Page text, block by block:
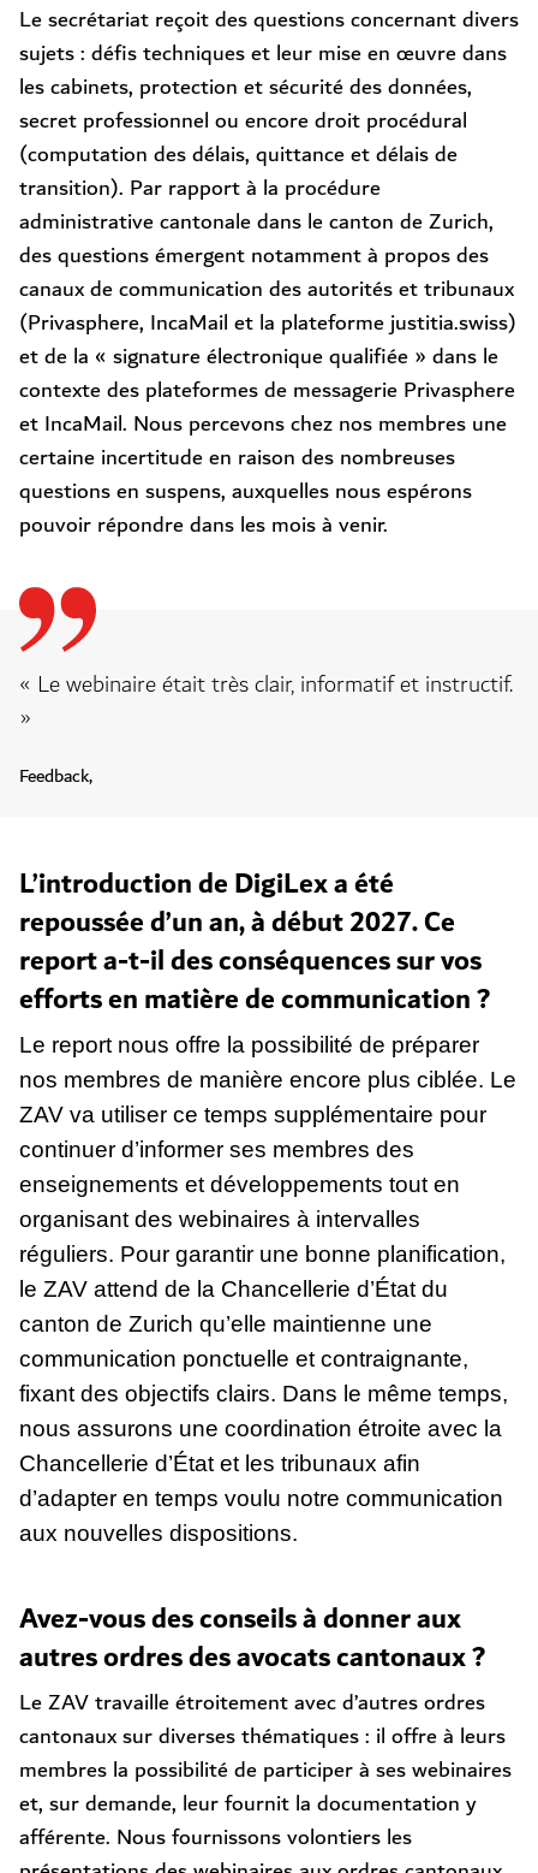
Le secrétariat reçoit des questions concernant divers
sujets : défis techniques et leur mise en œuvre dans
les cabinets, protection et sécurité des données,
secret professionnel ou encore droit procédural
(computation des délais, quittance et délais de
transition). Par rapport à la procédure
administrative cantonale dans le canton de Zurich,
des questions émergent notamment à propos des
canaux de communication des autorités et tribunaux
(Privasphere, IncaMail et la plateforme justitia.swiss)
et de la « signature électronique qualifiée » dans le
contexte des plateformes de messagerie Privasphere
et IncaMail. Nous percevons chez nos membres une
certaine incertitude en raison des nombreuses
questions en suspens, auxquelles nous espérons
pouvoir répondre dans les mois à venir.
« Le webinaire était très clair, informatif et instructif.
»
Feedback,
L’introduction de DigiLex a été
repoussée d’un an, à début 2027. Ce
report a-t-il des conséquences sur vos
efforts en matière de communication ?
Le report nous offre la possibilité de préparer
nos membres de manière encore plus ciblée. Le
ZAV va utiliser ce temps supplémentaire pour
continuer d’informer ses membres des
enseignements et développements tout en
organisant des webinaires à intervalles
réguliers. Pour garantir une bonne planification,
le ZAV attend de la Chancellerie d’État du
canton de Zurich qu’elle maintienne une
communication ponctuelle et contraignante,
fixant des objectifs clairs. Dans le même temps,
nous assurons une coordination étroite avec la
Chancellerie d’État et les tribunaux afin
d’adapter en temps voulu notre communication
aux nouvelles dispositions.
Avez-vous des conseils à donner aux
autres ordres des avocats cantonaux ?
Le ZAV travaille étroitement avec d’autres ordres
cantonaux sur diverses thématiques : il offre à leurs
membres la possibilité de participer à ses webinaires
et, sur demande, leur fournit la documentation y
afférente. Nous fournissons volontiers les